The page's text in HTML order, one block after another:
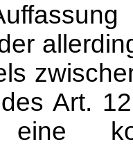
Art.